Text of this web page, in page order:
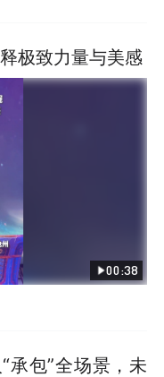
极致力量与美感
00:38
承包”全场景，未